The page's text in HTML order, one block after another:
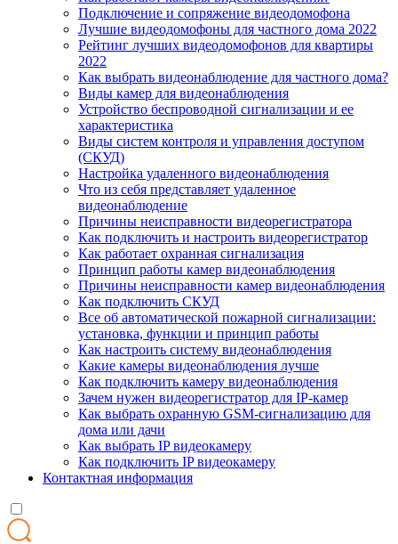
Подключение и сопряжение видеодомофона
Лучшие видеодомофоны для частного дома 2022
Рейтинг лучших видеодомофонов для квартиры
2022
Как выбрать видеонаблюдение для частного дома?
Виды камер для видеонаблюдения
Устройство беспроводной сигнализации и ее
характеристика
Виды систем контроля и управления доступом
(СКУД)
Настройка удаленного видеонаблюдения
Что из себя представляет удаленное
видеонаблюдение
Причины неисправности видеорегистратора
Как подключить и настроить видеорегистратор
Как работает охранная сигнализация
Принцип работы камер видеонаблюдения
Причины неисправности камер видеонаблюдения
Как подключить СКУД
Все об автоматической пожарной сигнализации:
установка, функции и принцип работы
Как настроить систему видеонаблюдения
Какие камеры видеонаблюдения лучше
Как подключить камеру видеонаблюдения
Зачем нужен видеорегистратор для IP-камер
Как выбрать охранную GSM-сигнализацию для
дома или дачи
Как выбрать IP видеокамеру
Как подключить IP видеокамеру
Контактная информация